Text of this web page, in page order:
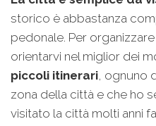
storico è abbastanza
pedonale. Per
orientarvi nel miglior dei
piccoli itinerari, ognuno
zona della città e che ho
visitato la città molti anni